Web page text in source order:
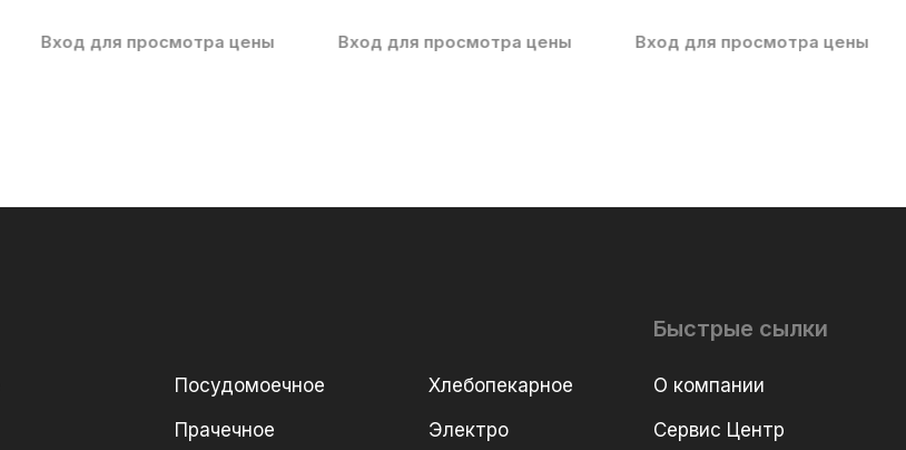
Вход для просмотра цены Вход для просмотра цены Вход для просмотра цены
Посудомоечное
Прачечное
Хлебопекарное
Электро
Быстрые сылки
О компании
Сервис Центр